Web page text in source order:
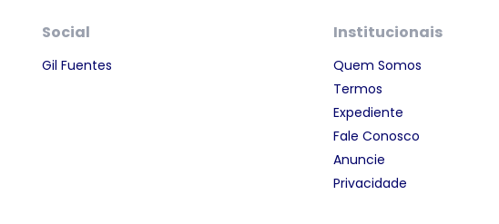
Social
Gil Fuentes
Institucionais
Quem Somos
Termos
Expediente
Fale Conosco
Anuncie
Privacidade